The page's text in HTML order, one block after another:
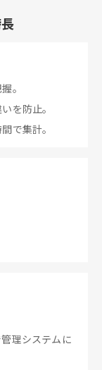
。
を防止。
で集計。
理システムに